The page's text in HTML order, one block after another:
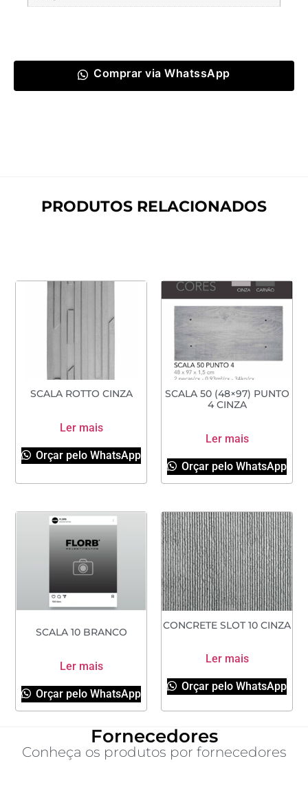
Comprar via WhatssApp
PRODUTOS RELACIONADOS
SCALA ROTTO CINZA
Ler mais
Orçar pelo WhatsApp
SCALA 50 (48×97) PUNTO
4 CINZA
Ler mais
Orçar pelo WhatsApp
SCALA 10 BRANCO
Ler mais
Orçar pelo WhatsApp
CONCRETE SLOT 10 CINZA
Ler mais
Orçar pelo WhatsApp
Fornecedores
Conheça os produtos por fornecedores